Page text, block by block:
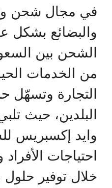
في مجال شحن
والبضائع بشكل
الشحن بين
من الخدمات
التجارة وتسهّل
البلدين، حيث
وايد إكسبريس
احتياجات
خلال توفير حلول